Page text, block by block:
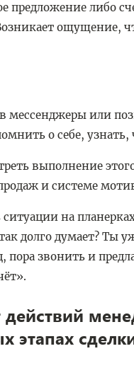
предложение либо
ощущение,
мессенджеры или
о себе, узнать,
выполнение
и системе
ситуации на
долго думает? Ты
пора звонить и
действий
этапах